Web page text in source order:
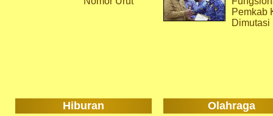
Pemkab
Dimutasi
Hiburan Olahraga